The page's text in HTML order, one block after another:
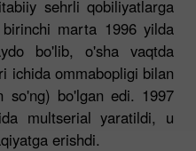
sehrli qobiliyatlarga
marta 1996 yilda
bo'lib, o'sha vaqtda
ichida ommabopligi bilan
so'ng) bo'lgan edi. 1997
multserial yaratildi, u
erishdi.